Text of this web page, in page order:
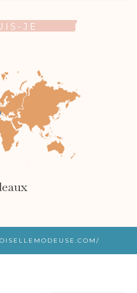
JE